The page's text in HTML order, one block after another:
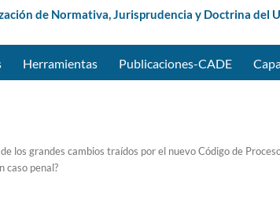
de Normativa, Jurisprudencia y Doctrina del
Herramientas Publicaciones-CADE
los grandes cambios traídos por el nuevo Código de
caso penal?